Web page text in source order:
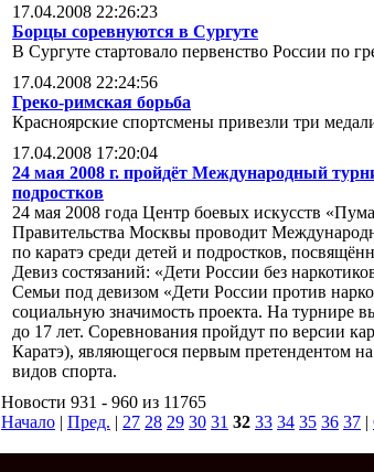
17.04.2008 22:26:23
Борцы соревнуются в Сургуте
В Сургуте стартовало первенство России по
17.04.2008 22:24:56
Греко-римская борьба
Красноярские спортсмены привезли три
17.04.2008 17:20:04
24 мая 2008 г. пройдёт Международный
подростков
24 мая 2008 года Центр боевых искусств
Правительства Москвы проводит
по каратэ среди детей и подростков,
Девиз состязаний: «Дети России без
Семьи под девизом «Дети России против
социальную значимость проекта. На турнире
до 17 лет. Соревнования пройдут по версии
Каратэ), являющегося первым претендентом
видов спорта.
Новости 931 - 960 из 11765
Начало | Пред. | 27 28 29 30 31 32 33 34 35 36 37 |